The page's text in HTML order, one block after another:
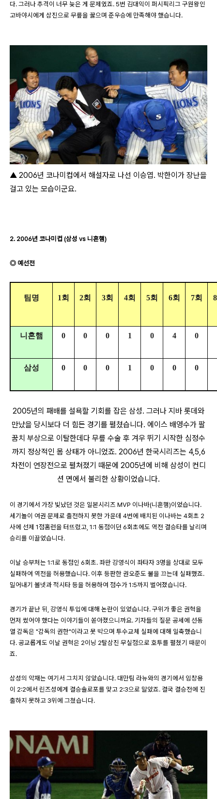
다. 그러나 추격이 너무 늦은 게 문제였죠. 5번 김대익이 퍼시픽리그 구원왕인
고바야시에게 삼진으로 무릎을 꿇으며 준우승에 만족해야 했습니다.
▲ 2006년 코나미컵에서 해설자로 나선 이승엽. 박한이가 장난을
걸고 있는 모습이군요.
2. 2006년 코나미컵 (삼성 vs 니혼햄)
◎ 예선전
팀명 1회 2회 3회 4회 5회 6회 7회
니혼햄 0 0 0 1 0 4 0
삼성 0 0 0 1 0 0 0
2005년의 패배를 설욕할 기회를 잡은 삼성. 그러나 지바 롯데와
만났을 당시보다 더 힘든 경기를 펼쳤습니다. 에이스 배영수가 팔
꿈치 부상으로 이탈한데다 무릎 수술 후 겨우 뛰기 시작한 심정수
까지 정상적인 몸 상태가 아니었죠. 2006년 한국시리즈는 4,5,6
차전이 연장전으로 펼쳐졌기 때문에 2005년에 비해 삼성이 컨디
션 면에서 불리한 상황이었습니다.
이 경기에서 가장 빛났던 것은 일본시리즈 MVP 이나바(니혼햄)이었습니다.
세기뇰이 여권 문제로 출전하지 못한 가운데 4번에 배치된 이나바는 4회초 2
사에 선제 1점홈런을 터뜨렸고, 1:1 동점이던 6회초에도 역전 결승타를 날리며
승리를 이끌었습니다.
이날 승부처는 1:1로 동점인 6회초. 좌완 강영식이 좌타자 3명을 상대로 모두
실패하여 역전을 허용했습니다. 이후 등판한 권오준도 불을 끄는데 실패했죠.
밀어내기 볼넷과 적시타 등을 허용하여 점수가 1:5까지 벌어졌습니다.
경기가 끝난 뒤, 강영식 투입에 대해 논란이 있었습니다. 구위가 좋은 권혁을
먼저 썼어야 했다는 이야기들이 쏟아졌으니까요. 기자들의 질문 공세에 선동
열 감독은 "감독의 권한"이라고 못 박으며 투수교체 실패에 대해 일축했습니
다. 공교롭게도 이날 권혁은 2이닝 2탈삼진 무실점으로 호투를 펼쳤기 때문이
죠.
삼성의 악재는 여기서 그치지 않았습니다. 대만팀 라뉴와의 경기에서 임창용
이 2:2에서 린즈성에게 결승솔로포를 맞고 2:3으로 말았죠. 결국 결승전에 진
출하지 못하고 3위에 그쳤습니다.